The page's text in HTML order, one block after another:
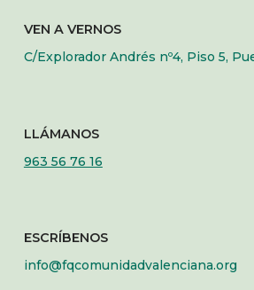
VEN A VERNOS
C/Explorador Andrés nº4, Piso 5,
LLÁMANOS
963 56 76 16
ESCRÍBENOS
info@fqcomunidadvalenciana.org